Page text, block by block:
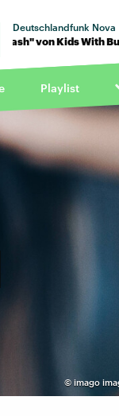
Deutschlandfunk Nova
With Buns · "car
Playlist
© imago